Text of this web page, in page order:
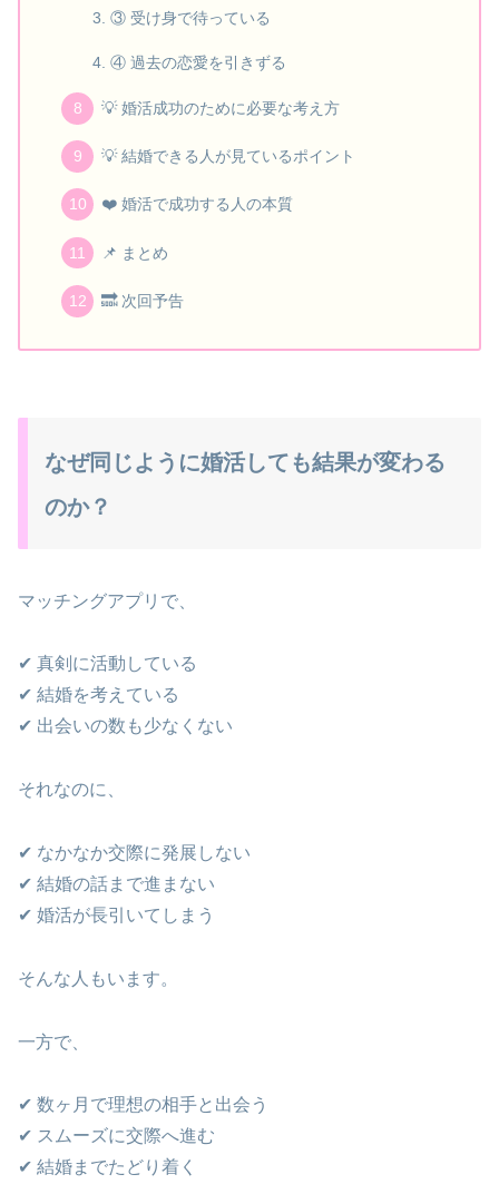
③ 受け身で待っている
④ 過去の恋愛を引きずる
💡 婚活成功のために必要な考え方
💡 結婚できる人が見ているポイント
❤️ 婚活で成功する人の本質
📌 まとめ
🔜 次回予告
なぜ同じように婚活しても結果が変わる
のか？
マッチングアプリで、
✔ 真剣に活動している
✔ 結婚を考えている
✔ 出会いの数も少なくない
それなのに、
✔ なかなか交際に発展しない
✔ 結婚の話まで進まない
✔ 婚活が長引いてしまう
そんな人もいます。
一方で、
✔ 数ヶ月で理想の相手と出会う
✔ スムーズに交際へ進む
✔ 結婚までたどり着く